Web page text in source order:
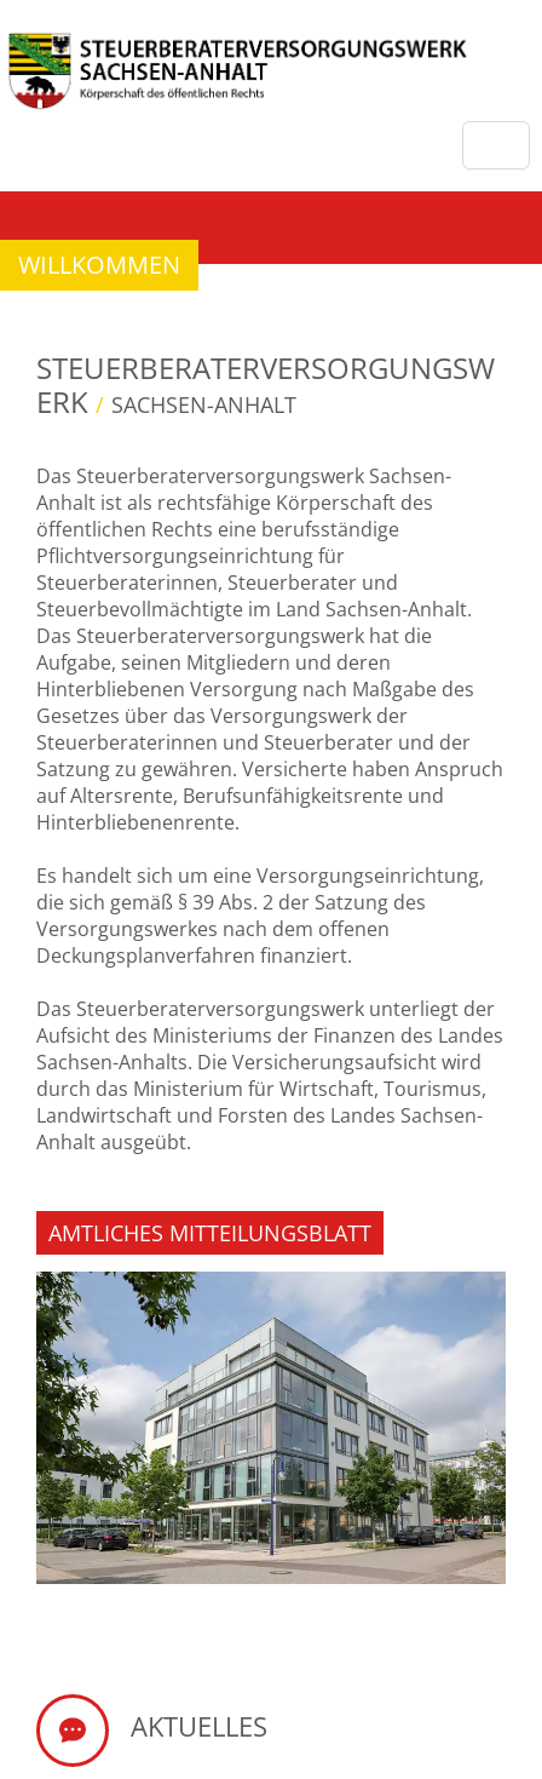
WILLKOMMEN
STEUERBERATERVERSORGUNGSW
ERK / SACHSEN-ANHALT
Das Steuerberaterversorgungswerk Sachsen-
Anhalt ist als rechtsfähige Körperschaft des
öffentlichen Rechts eine berufsständige
Pflichtversorgungseinrichtung für
Steuerberaterinnen, Steuerberater und
Steuerbevollmächtigte im Land Sachsen-Anhalt.
Das Steuerberaterversorgungswerk hat die
Aufgabe, seinen Mitgliedern und deren
Hinterbliebenen Versorgung nach Maßgabe des
Gesetzes über das Versorgungswerk der
Steuerberaterinnen und Steuerberater und der
Satzung zu gewähren. Versicherte haben Anspruch
auf Altersrente, Berufsunfähigkeitsrente und
Hinterbliebenenrente.
Es handelt sich um eine Versorgungseinrichtung,
die sich gemäß § 39 Abs. 2 der Satzung des
Versorgungswerkes nach dem offenen
Deckungsplanverfahren finanziert.
Das Steuerberaterversorgungswerk unterliegt der
Aufsicht des Ministeriums der Finanzen des Landes
Sachsen-Anhalts. Die Versicherungsaufsicht wird
durch das Ministerium für Wirtschaft, Tourismus,
Landwirtschaft und Forsten des Landes Sachsen-
Anhalt ausgeübt.
AMTLICHES MITTEILUNGSBLATT
AKTUELLES